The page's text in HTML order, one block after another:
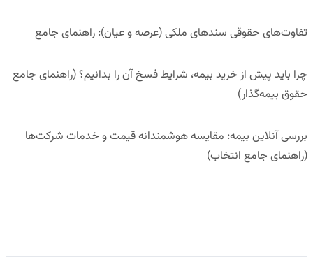
تفاوت‌های حقوقی سندهای ملکی (عرصه و عیان): راهنمای جامع
چرا باید پیش از خرید بیمه، شرایط فسخ آن را بدانیم؟ (راهنمای جامع
حقوق بیمه‌گذار)
بررسی آنلاین بیمه: مقایسه هوشمندانه قیمت و خدمات شرکت‌ها
(راهنمای جامع انتخاب)